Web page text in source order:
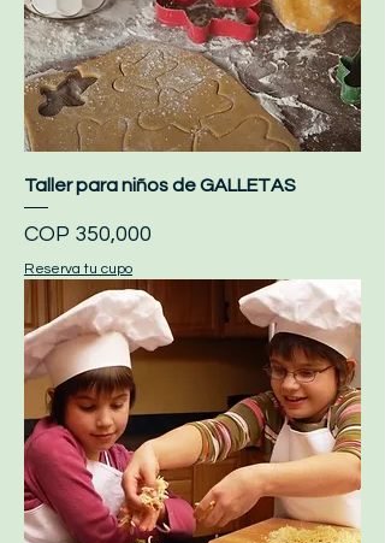
Taller para niños de GALLETAS
Price
COP 350,000
Reserva tu cupo